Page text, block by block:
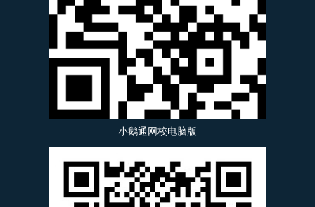
小鹅通网校电脑版